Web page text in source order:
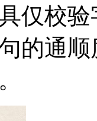
仅校
的通